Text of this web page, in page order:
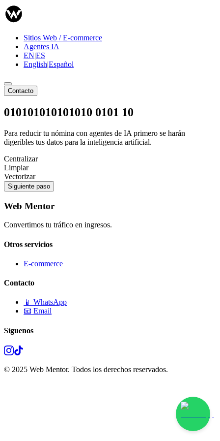
Sitios Web / E-commerce
Agentes IA
EN|ES
English|Español
Contacto
010101010101010 0101 10
Para reducir tu nómina con agentes de IA primero se harán
digeribles tus datos para la inteligencia artificial.
Centralizar
Limpiar
Vectorizar
Siguiente paso
Web Mentor
Convertimos tu tráfico en ingresos.
Otros servicios
E-commerce
Contacto
📱 WhatsApp
📧 Email
Síguenos
© 2025 Web Mentor. Todos los derechos reservados.